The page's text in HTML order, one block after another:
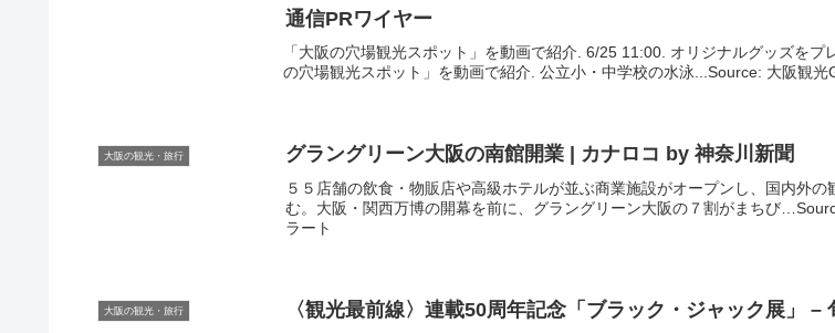
通信PRワイヤー
「大阪の穴場観光スポット」を動画で紹介. 6/25 11:00. オリジナルグッズをプ
の穴場観光スポット」を動画で紹介. 公立小・中学校の水泳...Source: 大阪観光
大阪の観光・旅行 グラングリーン大阪の南館開業 | カナロコ by 神奈川新聞
５５店舗の飲食・物販店や高級ホテルが並ぶ商業施設がオープンし、国内外の
む。大阪・関西万博の開幕を前に、グラングリーン大阪の７割がまちび
ラート
大阪の観光・旅行 〈観光最前線〉連載50周年記念「ブラック・ジャック展」 –